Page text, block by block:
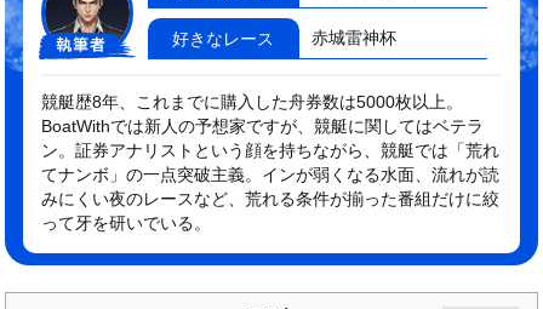
好きなレース 赤城雷神杯
競艇歴8年、これまでに購入した舟券数は5000枚以上。
BoatWithでは新人の予想家ですが、競艇に関してはベテラ
ン。証券アナリストという顔を持ちながら、競艇では「荒れ
てナンボ」の一点突破主義。インが弱くなる水面、流れが読
みにくい夜のレースなど、荒れる条件が揃った番組だけに絞
って牙を研いでいる。